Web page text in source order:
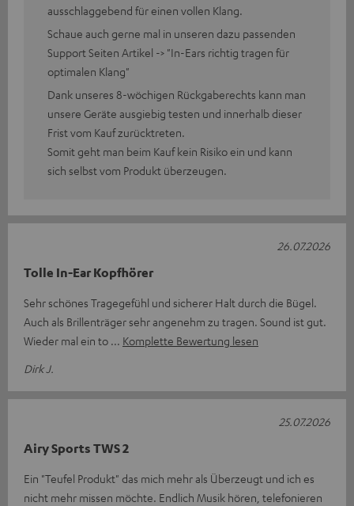
ausschlaggebend für einen vollen Klang.
Schaue auch gerne mal in unseren dazu passenden
Support Seiten Artikel -> "In-Ears richtig tragen für
optimalen Klang"
Dank unseres 8-wöchigen Rückgaberechts kann man
unsere Geräte ausgiebig testen und innerhalb dieser
Frist vom Kauf zurücktreten.
Somit geht man beim Kauf kein Risiko ein und kann
sich selbst vom Produkt überzeugen.
Tolle In-Ear Kopfhörer
Sehr schönes Tragegefühl und sicherer Halt durch die Bügel.
Auch als Brillenträger sehr angenehm zu tragen. Sound ist gut.
Wieder mal ein to
Komplette Bewertung lesen
Dirk J.
26.07.2026
Airy Sports TWS 2
Ein "Teufel Produkt" das mich mehr als Überzeugt und ich es
nicht mehr missen möchte. Endlich Musik hören, telefonieren
25.07.2026